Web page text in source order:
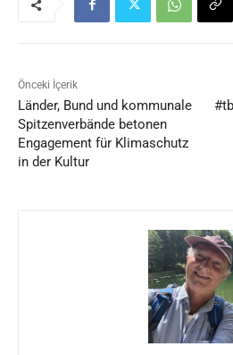
Önceki İçerik
Länder, Bund und kommunale
Spitzenverbände betonen
Engagement für Klimaschutz
in der Kultur